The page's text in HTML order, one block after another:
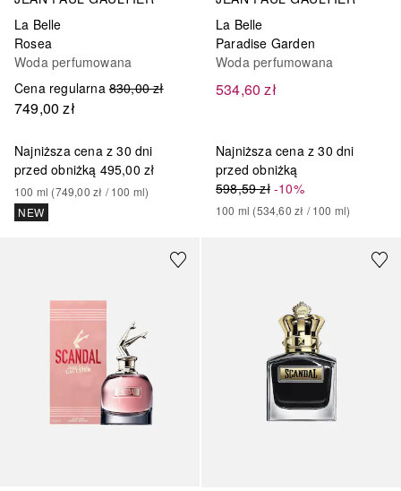
La Belle
Rosea
Woda perfumowana
Cena regularna 830,00 zł
749,00 zł
Najniższa cena z 30 dni
przed obniżką 495,00 zł
100 ml (749,00 zł / 100 ml)
NEW
La Belle
Paradise Garden
Woda perfumowana
534,60 zł
Najniższa cena z 30 dni
przed obniżką
598,59 zł-10%
100 ml (534,60 zł / 100 ml)